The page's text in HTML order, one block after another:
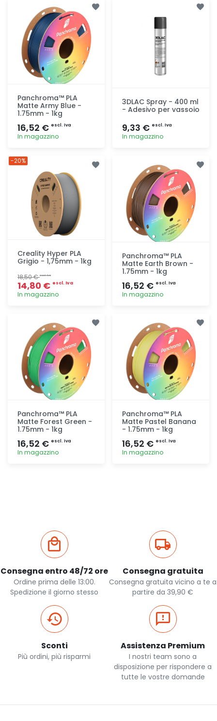
Panchroma™ PLA
Matte Army Blue -
1.75mm - 1kg
16,52 € escl. Iva
In magazzino
3DLAC Spray - 400 ml
- Adesivo per vassoio
9,33 € escl. Iva
In magazzino
Creality Hyper PLA
Grigio - 1,75mm - 1kg
18,50 €escl. Iva
14,80 € escl. Iva
In magazzino
-20%
Panchroma™ PLA
Matte Earth Brown -
1.75mm - 1kg
16,52 € escl. Iva
In magazzino
Panchroma™ PLA
Matte Forest Green -
1.75mm - 1kg
16,52 € escl. Iva
In magazzino
Panchroma™ PLA
Matte Pastel Banana
- 1.75mm - 1kg
16,52 € escl. Iva
In magazzino
Consegna entro 48/72 ore
Ordine prima delle 13:00.
Spedizione il giorno stesso
Consegna gratuita
Consegna gratuita vicino a te a
partire da 39,90 €
Sconti
Più ordini, più risparmi
Assistenza Premium
I nostri team sono a
disposizione per rispondere a
tutte le vostre domande